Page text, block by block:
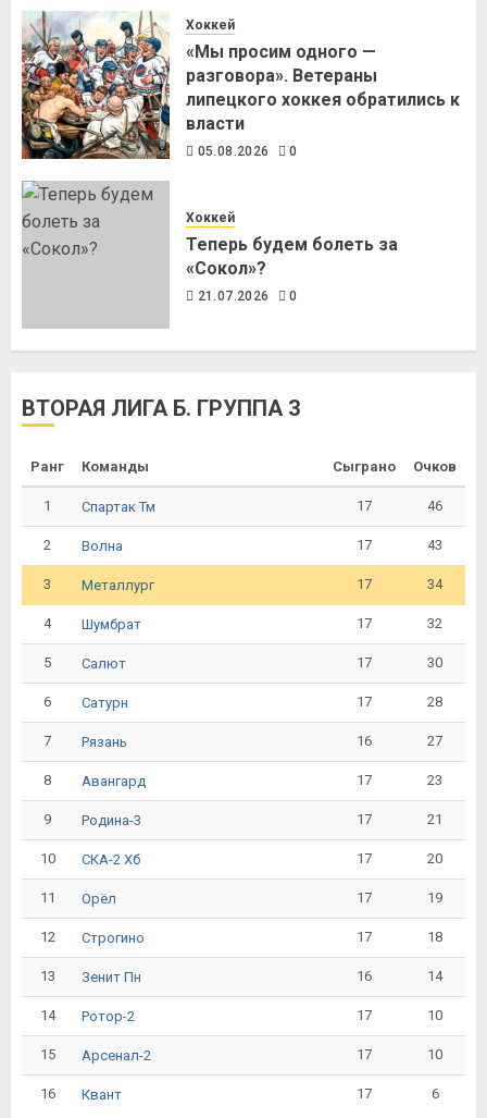
Хоккей
«Мы просим одного —
разговора». Ветераны
липецкого хоккея обратились к
власти
05.08.2026 0
Хоккей
Теперь будем болеть за
«Сокол»?
21.07.2026 0
ВТОРАЯ ЛИГА Б. ГРУППА 3
Ранг Команды Сыграно Очков
1 Спартак Тм 17 46
2 Волна 17 43
3 Металлург 17 34
4 Шумбрат 17 32
5 Салют 17 30
6 Сатурн 17 28
7 Рязань 16 27
8 Авангард 17 23
9 Родина-3 17 21
10 СКА-2 Хб 17 20
11 Орёл 17 19
12 Строгино 17 18
13 Зенит Пн 16 14
14 Ротор-2 17 10
15 Арсенал-2 17 10
16 Квант 17 6